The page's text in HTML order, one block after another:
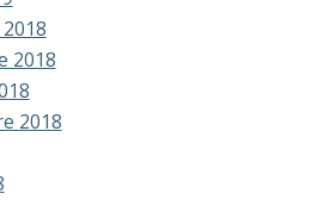
2018
2018